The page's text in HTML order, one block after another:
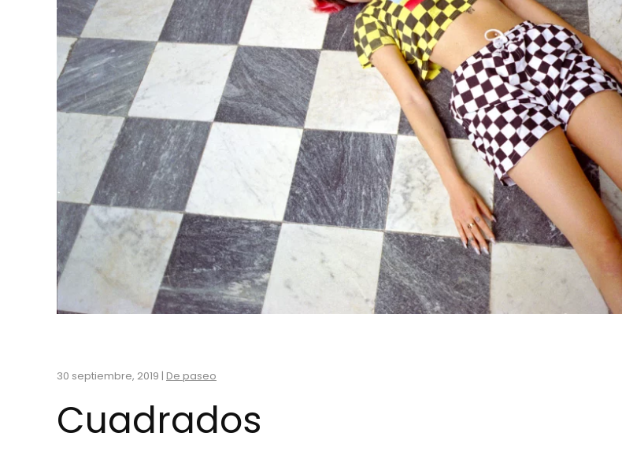
30 septiembre, 2019 | De paseo
Cuadrados